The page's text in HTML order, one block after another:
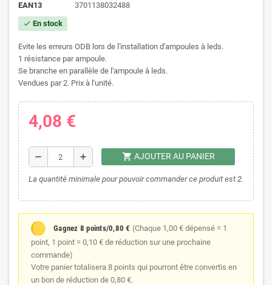
EAN13
3701138032488
check En stock
Evite les erreurs ODB lors de l'installation d'ampoules à leds.
1 résistance par ampoule.
Se branche en parallèle de l'ampoule à leds.
Vendues par 2. Prix à l'unité.
4,08 €
remove add shopping_cart AJOUTER AU PANIER
La quantité minimale pour pouvoir commander ce produit est 2.
Gagnez 8 points/0,80 € (Chaque 1,00 € dépensé = 1
point, 1 point = 0,10 € de réduction sur une prochaine
commande)
Votre panier totalisera 8 points qui pourront être convertis en
un bon de réduction de 0,80 €.